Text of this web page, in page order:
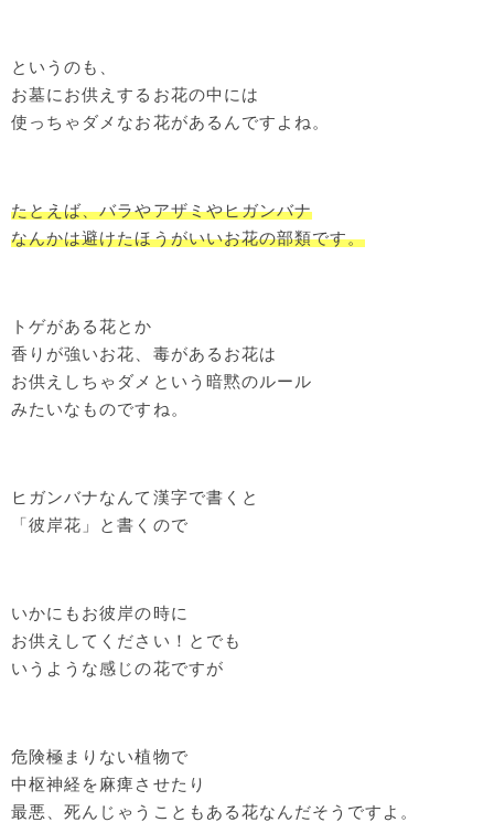
というのも、
お墓にお供えするお花の中には
使っちゃダメなお花があるんですよね。
たとえば、バラやアザミやヒガンバナ
なんかは避けたほうがいいお花の部類です。
トゲがある花とか
香りが強いお花、毒があるお花は
お供えしちゃダメという暗黙のルール
みたいなものですね。
ヒガンバナなんて漢字で書くと
「彼岸花」と書くので
いかにもお彼岸の時に
お供えしてください！とでも
いうような感じの花ですが
危険極まりない植物で
中枢神経を麻痺させたり
最悪、死んじゃうこともある花なんだそうですよ。